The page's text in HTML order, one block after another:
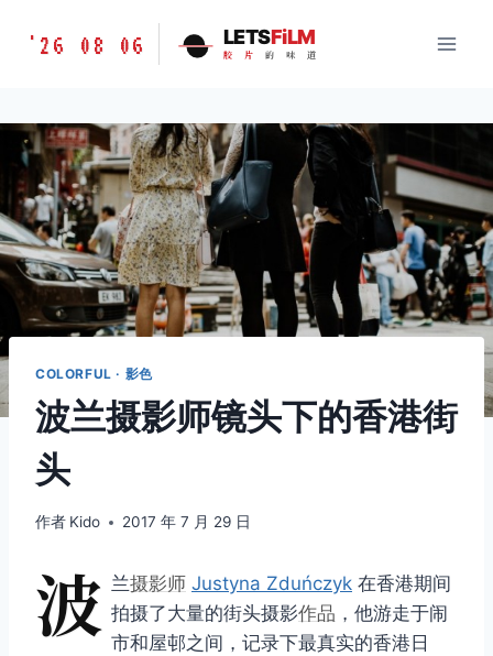
胶
味
道
LETSFILM
'26 08 06 LETSFiLM
胶 片 的 味 道
COLORFUL · 影色
波兰摄影师镜头下的香港街
头
作者 Kido 2017 年 7 月 29 日
波 兰摄影师 Justyna Zduńczyk 在香港期间
拍摄了大量的街头摄影作品 ，他游走于闹
市和屋邨之间，记录下最真实的香港日